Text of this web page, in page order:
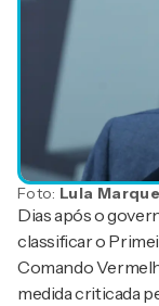
Foto: Lula
Dias após o
classificar o
Comando
medida criticada